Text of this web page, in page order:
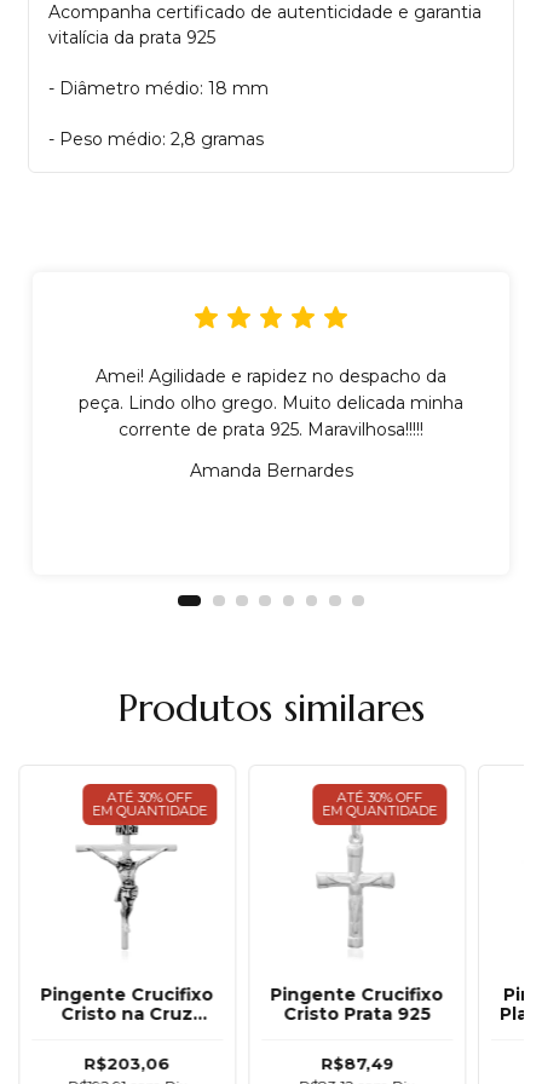
Acompanha certificado de autenticidade e garantia
vitalícia da prata 925
- Diâmetro médio: 18 mm
- Peso médio: 2,8 gramas
Amei! Agilidade e rapidez no despacho da
peça. Lindo olho grego. Muito delicada minha
corrente de prata 925. Maravilhosa!!!!!
Amanda Bernardes
Produtos similares
ATÉ 30% OFF
EM QUANTIDADE
Pingente Crucifixo
Cristo na Cruz
Prata 925
R$203,06
ATÉ 30% OFF
EM QUANTIDADE
Pingente Crucifixo
Cristo Prata 925
R$87,49